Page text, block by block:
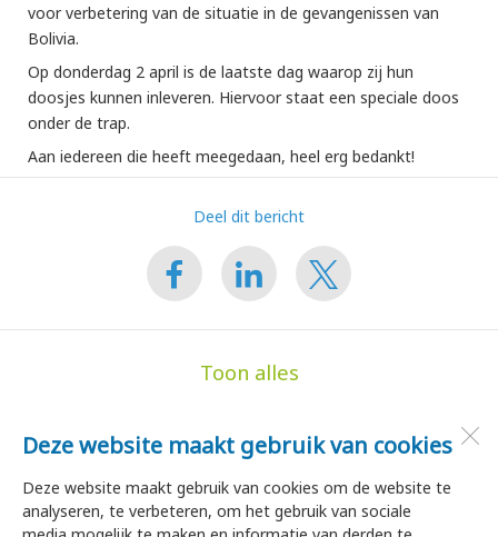
Deze website maakt gebruik van cookies
Deze website maakt gebruik van cookies om de website te
analyseren, te verbeteren, om het gebruik van sociale
voor verbetering van de situatie in de gevangenissen van
Bolivia.
Op donderdag 2 april is de laatste dag waarop zij hun
doosjes kunnen inleveren. Hiervoor staat een speciale doos
onder de trap.
Aan iedereen die heeft meegedaan, heel erg bedankt!
Deel dit bericht
Toon alles
de Hoge Akker
1747 HA Tuitjenhorn